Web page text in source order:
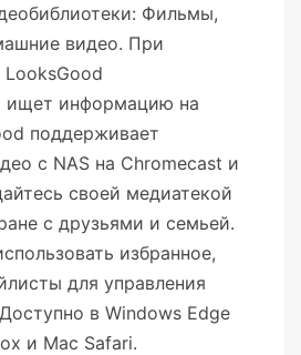
Фильмы,
видео. При
ищет информацию на
поддерживает
с NAS на Chromecast и
своей медиатекой
с друзьями и семьей.
избранное,
для управления
в Windows Edge
и Mac Safari.